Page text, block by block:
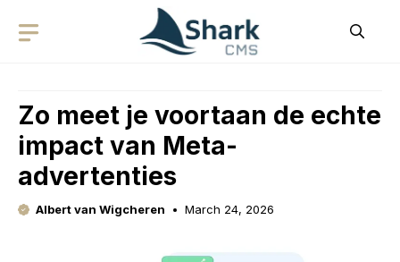
Zo meet je voortaan de echte
impact van Meta-
advertenties
Albert van Wigcheren March 24, 2026